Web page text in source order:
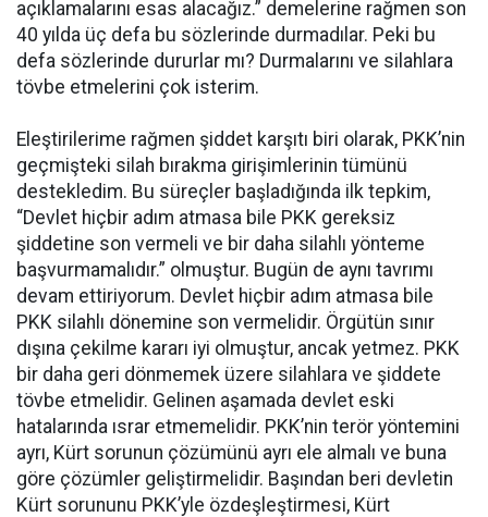
açıklamalarını esas alacağız.” demelerine rağmen son
40 yılda üç defa bu sözlerinde durmadılar. Peki bu
defa sözlerinde dururlar mı? Durmalarını ve silahlara
tövbe etmelerini çok isterim.
Eleştirilerime rağmen şiddet karşıtı biri olarak, PKK’nin
geçmişteki silah bırakma girişimlerinin tümünü
destekledim. Bu süreçler başladığında ilk tepkim,
“Devlet hiçbir adım atmasa bile PKK gereksiz
şiddetine son vermeli ve bir daha silahlı yönteme
başvurmamalıdır.” olmuştur. Bugün de aynı tavrımı
devam ettiriyorum. Devlet hiçbir adım atmasa bile
PKK silahlı dönemine son vermelidir. Örgütün sınır
dışına çekilme kararı iyi olmuştur, ancak yetmez. PKK
bir daha geri dönmemek üzere silahlara ve şiddete
tövbe etmelidir. Gelinen aşamada devlet eski
hatalarında ısrar etmemelidir. PKK’nin terör yöntemini
ayrı, Kürt sorunun çözümünü ayrı ele almalı ve buna
göre çözümler geliştirmelidir. Başından beri devletin
Kürt sorununu PKK’yle özdeşleştirmesi, Kürt